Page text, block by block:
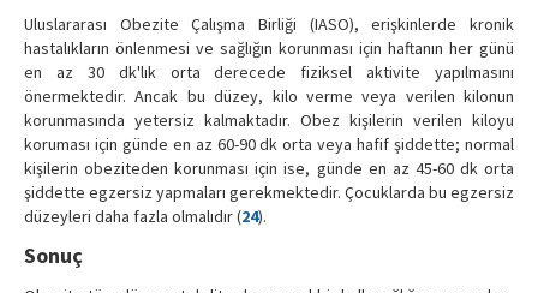
Uluslararası Obezite Çalışma Birliği (IASO), erişkinlerde kronik
hastalıkların önlenmesi ve sağlığın korunması için haftanın her günü
en az 30 dk'lık orta derecede fiziksel aktivite yapılmasını
önermektedir. Ancak bu düzey, kilo verme veya verilen kilonun
korunmasında yetersiz kalmaktadır. Obez kişilerin verilen kiloyu
koruması için günde en az 60-90 dk orta veya hafif şiddette; normal
kişilerin obeziteden korunması için ise, günde en az 45-60 dk orta
şiddette egzersiz yapmaları gerekmektedir. Çocuklarda bu egzersiz
düzeyleri daha fazla olmalıdır (24).
Sonuç